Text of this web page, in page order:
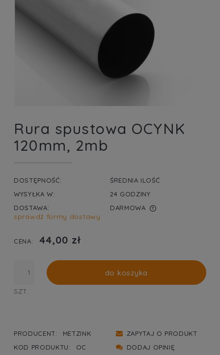
Rura spustowa OCYNK
120mm, 2mb
DOSTĘPNOŚĆ:
ŚREDNIA ILOŚĆ
WYSYŁKA W:
24 GODZINY
DOSTAWA:
DARMOWA
CENA NIE ZAWIERA EWENTUALNYCH KOSZTÓW
sprawdź formy dostawy
CENA: 44,00 zł
SZT.
do koszyka
PRODUCENT:
METZINK
KOD PRODUKTU:
OC
ZAPYTAJ O PRODUKT
DODAJ OPINIĘ